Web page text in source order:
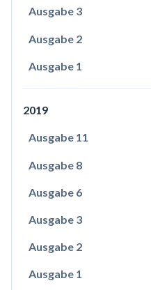
Ausgabe 3
Ausgabe 2
Ausgabe 1
2019
Ausgabe 11
Ausgabe 8
Ausgabe 6
Ausgabe 3
Ausgabe 2
Ausgabe 1